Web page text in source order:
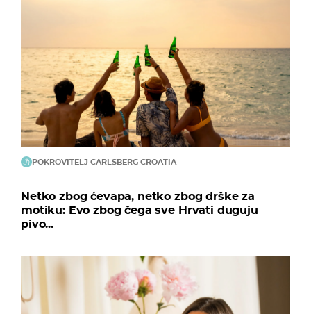
POKROVITELJ CARLSBERG CROATIA
Netko zbog ćevapa, netko zbog drške za
motiku: Evo zbog čega sve Hrvati duguju
pivo...